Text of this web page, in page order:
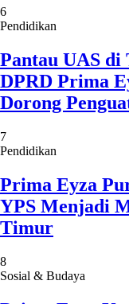
6
Pendidikan
Pantau UAS di
DPRD Prima
Dorong
7
Pendidikan
Prima Eyza
YPS Menjadi
Timur
8
Sosial & Budaya